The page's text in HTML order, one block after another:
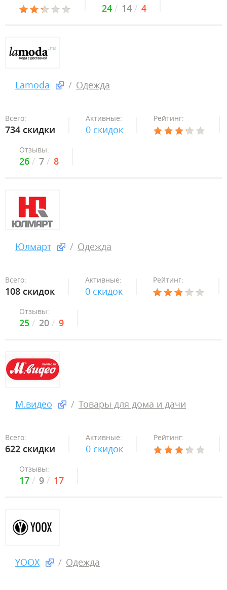
24 14 4
Lamoda Одежда
Всего:
734 скидки
Активные:
0 скидок
Рейтинг:
Отзывы:
26 7 8
Юлмарт Одежда
Всего:
108 скидок
Активные:
0 скидок
Рейтинг:
Отзывы:
25 20 9
М.видео Товары для дома и дачи
Всего:
622 скидки
Активные:
0 скидок
Рейтинг:
Отзывы:
17 9 17
YOOX Одежда